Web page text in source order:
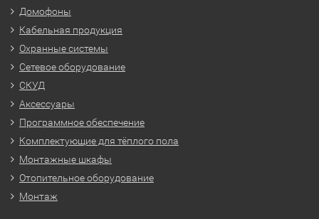
Домофоны
Кабельная продукция
Охранные системы
Сетевое оборудование
СКУД
Аксессуары
Программное обеспечение
Комплектующие для тёплого пола
Монтажные шкафы
Отопительное оборудование
Монтаж